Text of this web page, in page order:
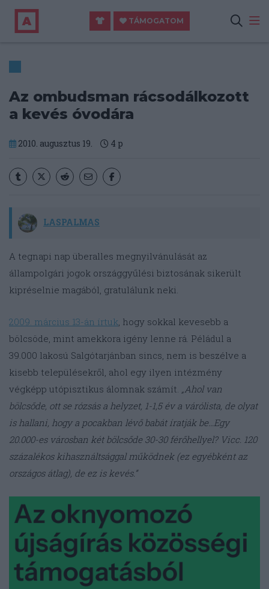
TÁMOGATOM
Az ombudsman rácsodálkozott
a kevés óvodára
2010. augusztus 19. 4 p
LASPALMAS
A tegnapi nap überalles megnyilvánulását az
állampolgári jogok országgyűlési biztosának sikerült
kipréselnie magából, gratulálunk neki.
2009. március 13-án írtuk , hogy sokkal kevesebb a
bölcsöde, mint amekkora igény lenne rá. Péládul a
39.000 lakosú Salgótarjánban sincs, nem is beszélve a
kisebb településekről, ahol egy ilyen intézmény
végképp utópisztikus álomnak számít.
„Ahol van
bölcsőde, ott se rózsás a helyzet, 1-1,5 év a várólista, de olyat
is hallani, hogy a pocakban lévő babát íratják be…Egy
20.000-es városban két bölcsőde 30-30 férőhellyel? Vicc. 120
százalékos kihasználtsággal működnek (ez egyébként az
országos átlag), de ez is kevés.”